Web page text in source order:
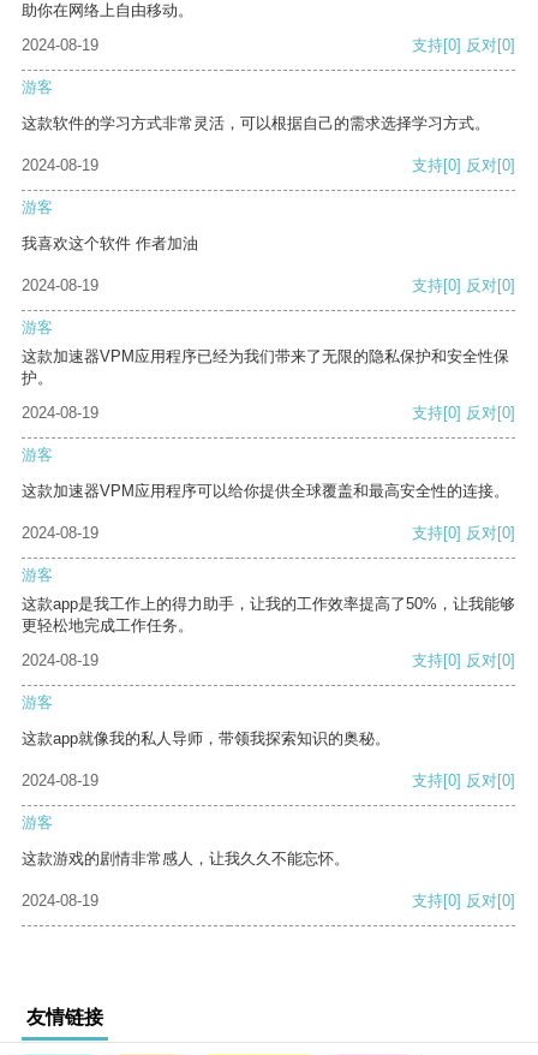
助你在网络上自由移动。
2024-08-19
支持[0] 反对[0]
游客
这款软件的学习方式非常灵活，可以根据自己的需求选择学习方式。
2024-08-19 支持[0] 反对[0]
游客
我喜欢这个软件 作者加油
2024-08-19 支持[0] 反对[0]
游客
这款加速器VPM应用程序已经为我们带来了无限的隐私保护和安全性保
护。
2024-08-19
支持[0] 反对[0]
游客
这款加速器VPM应用程序可以给你提供全球覆盖和最高安全性的连接。
2024-08-19 支持[0] 反对[0]
游客
这款app是我工作上的得力助手，让我的工作效率提高了50%，让我能够
更轻松地完成工作任务。
2024-08-19
支持[0] 反对[0]
游客
这款app就像我的私人导师，带领我探索知识的奥秘。
2024-08-19 支持[0] 反对[0]
游客
这款游戏的剧情非常感人，让我久久不能忘怀。
2024-08-19 支持[0] 反对[0]
友情链接